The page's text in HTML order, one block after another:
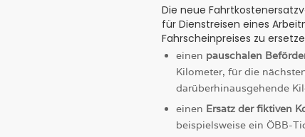
Die neue
für Dienstreisen eines
Fahrscheinpreises zu
einen pauschalen
Kilometer, für die
darüberhinausgehende
einen Ersatz der fiktiven
beispielsweise ein ÖBB-